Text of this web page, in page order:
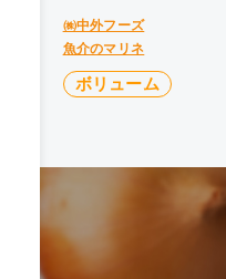
㈱中外フーズ
魚介のマリネ
ボリューム